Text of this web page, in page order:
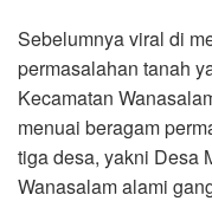
Sebelumnya viral di
permasalahan tanah
Kecamatan
menuai beragam
tiga desa, yakni Desa
Wanasalam alami